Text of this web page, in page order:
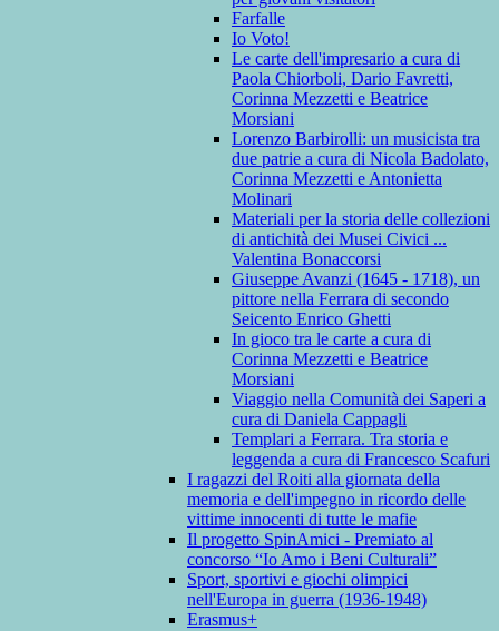
Farfalle
Io Voto!
Le carte dell'impresario a cura di
Paola Chiorboli, Dario Favretti,
Corinna Mezzetti e Beatrice
Morsiani
Lorenzo Barbirolli: un musicista tra
due patrie a cura di Nicola Badolato,
Corinna Mezzetti e Antonietta
Molinari
Materiali per la storia delle collezioni
di antichità dei Musei Civici ...
Valentina Bonaccorsi
Giuseppe Avanzi (1645 - 1718), un
pittore nella Ferrara di secondo
Seicento Enrico Ghetti
In gioco tra le carte a cura di
Corinna Mezzetti e Beatrice
Morsiani
Viaggio nella Comunità dei Saperi a
cura di Daniela Cappagli
Templari a Ferrara. Tra storia e
leggenda a cura di Francesco Scafuri
I ragazzi del Roiti alla giornata della
memoria e dell'impegno in ricordo delle
vittime innocenti di tutte le mafie
Il progetto SpinAmici - Premiato al
concorso “Io Amo i Beni Culturali”
Sport, sportivi e giochi olimpici
nell'Europa in guerra (1936-1948)
Erasmus+